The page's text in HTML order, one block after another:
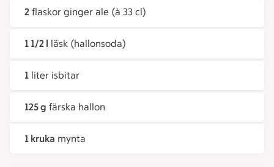
2 flaskor ginger ale (à 33 cl)
1 1/2 l läsk (hallonsoda)
1 liter isbitar
125 g färska hallon
1 kruka mynta